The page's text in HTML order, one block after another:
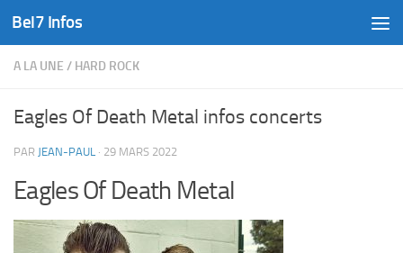
Skip to content
Bel7 Infos
A LA UNE / HARD ROCK
Eagles Of Death Metal infos concerts
PAR JEAN-PAUL · 29 MARS 2022
Eagles Of Death Metal